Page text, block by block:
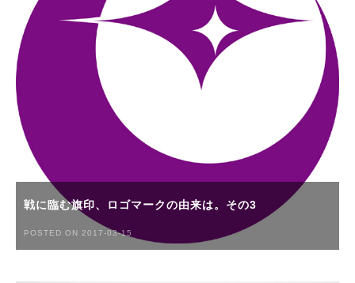
戦に臨む旗印、ロゴマークの由来は。その3
POSTED ON 2017-03-15